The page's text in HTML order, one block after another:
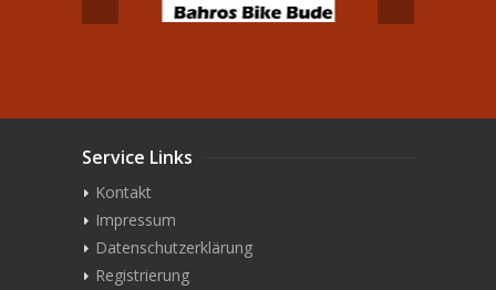
Service Links
Kontakt
Impressum
Datenschutzerklärung
Registrierung